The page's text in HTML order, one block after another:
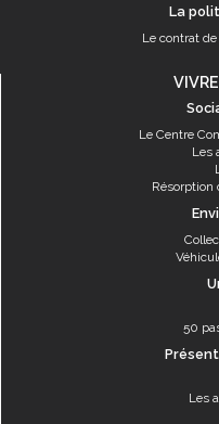
La
Le contrat
Le Centre
Les
Résorption
50
Les